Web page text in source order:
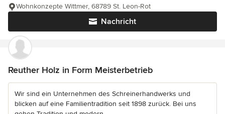
Nachricht
Wohnkonzepte Wittmer, 68789 St. Leon-Rot
Reuther Holz in Form Meisterbetrieb
Wir sind ein Unternehmen des Schreinerhandwerks und
blicken auf eine Familientradition seit 1898 zurück. Bei uns